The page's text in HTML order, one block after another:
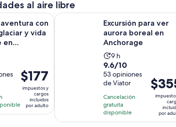
al aire libre
con
y vida
en
El
precio
es
de
$177.
$177
impuestos y
cargos
incluidos
por adulto
al glaciar y vida silvestre en Anchorage Se
Excursión para ver
aurora boreal en
Anchorage
La
actividad
dura
9
horas
9 h
9.6
de
10
con
53
opiniones
9.6/10
53 opiniones
de Viator
Cancelación
gratuita
disponible
El
precio
es
de
$355.
por
Excursión para ver aurora boreal